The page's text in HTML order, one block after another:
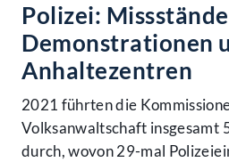
Polizei:
Demonstrationen
Anhaltezentren
2021 führten die
Volksanwaltschaft insgesamt
durch, wovon 29-mal